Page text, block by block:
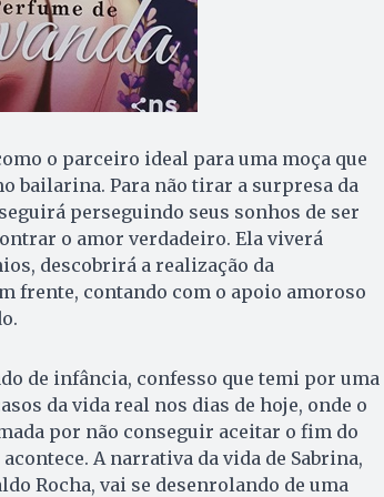
o parceiro ideal para uma moça que
bailarina. Para não tirar a surpresa da
perseguindo seus sonhos de ser
o amor verdadeiro. Ela viverá
descobrirá a realização da
frente, contando com o apoio amoroso
de infância, confesso que temi por uma
da vida real nos dias de hoje, onde o
por não conseguir aceitar o fim do
A narrativa da vida de Sabrina,
Rocha, vai se desenrolando de uma